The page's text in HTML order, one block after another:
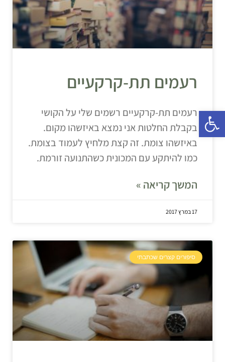
פתח סרגל נגישות
רעמים תת-קרקעיים
רעמים תת-קרקעיים רשמים שלי על הקושי
בקבלת החלטות אני נמצא באיזשהו מקום.
באיזשהו צומת. זה קצת מלחיץ לעמוד בצומת.
כמו להיתקע עם המכונית כשהתנועה זורמת.
המשך קריאה »
17 במרץ 2017
סיפורים קצרים שכתבתי